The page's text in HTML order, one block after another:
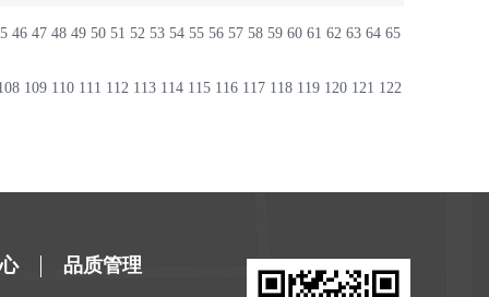
46 47 48 49 50 51 52 53 54 55 56 57 58 59 60 61 62 63 64 65
109 110 111 112 113 114 115 116 117 118 119 120 121 122
品质管理